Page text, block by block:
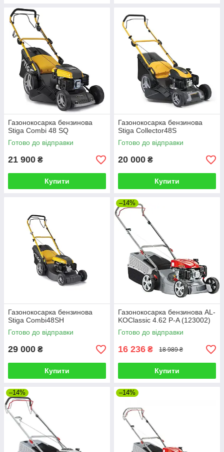
Газонокосарка бензинова
Stiga Combi 48 SQ
Готово до відправки
21 900 ₴
Купити
Газонокосарка бензинова
Stiga Collector48S
Готово до відправки
20 000 ₴
Купити
Газонокосарка бензинова
Stiga Combi48SH
Готово до відправки
29 000 ₴
Купити
–14%
Газонокосарка бензинова AL-
KOClassic 4.62 P-A (123002)
Готово до відправки
16 236 ₴ 18 989 ₴
Купити
–14% –14%